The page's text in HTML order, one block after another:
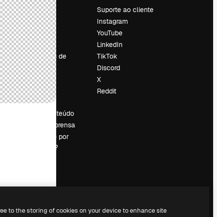
Preços
Sobre nós
Reviews
Emprego
Tendências de
pesquisa
Blog
Eventos
Slidesgo
Vender conteúdo
Sala de imprensa
Procurando por
magnific.ai?
Suporte ao cliente
Instagram
YouTube
LinkedIn
TikTok
Discord
X
Reddit
to the storing of cookies on your device to enhance site